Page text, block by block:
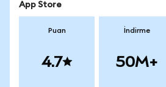
App Store
Puan
4.7
İndirme
50M+